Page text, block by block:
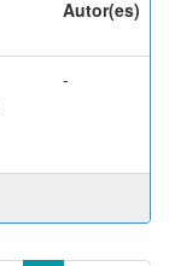
Autor(es)
-